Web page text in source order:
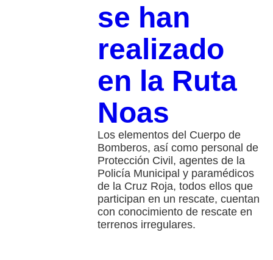
se han
realizado
en la Ruta
Noas
Los elementos del Cuerpo de
Bomberos, así como personal de
Protección Civil, agentes de la
Policía Municipal y paramédicos
de la Cruz Roja, todos ellos que
participan en un rescate, cuentan
con conocimiento de rescate en
terrenos irregulares.